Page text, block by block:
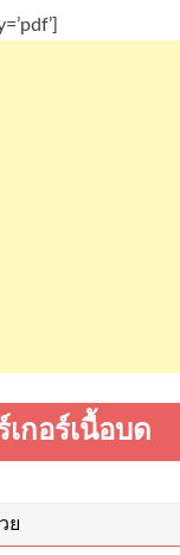
กอร์เนื้อบด
ย